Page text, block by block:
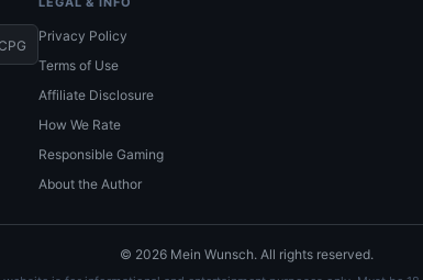
Privacy Policy
Terms of Use
Affiliate Disclosure
How We Rate
Responsible Gaming
About the Author
© 2026 Mein Wunsch. All rights reserved.